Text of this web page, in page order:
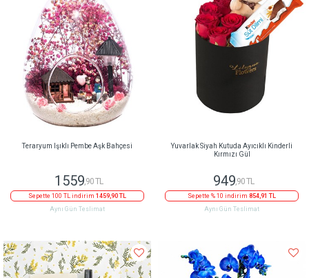
Teraryum Işıklı Pembe Aşk Bahçesi
1559 ,90 TL
Sepette 100 TL indirim 1459,90 TL
Aynı Gün Teslimat
Yuvarlak Siyah Kutuda Ayıcıklı Kinderli
Kırmızı Gül
949,90 TL
Sepette % 10 indirim 854,91 TL
Aynı Gün Teslimat